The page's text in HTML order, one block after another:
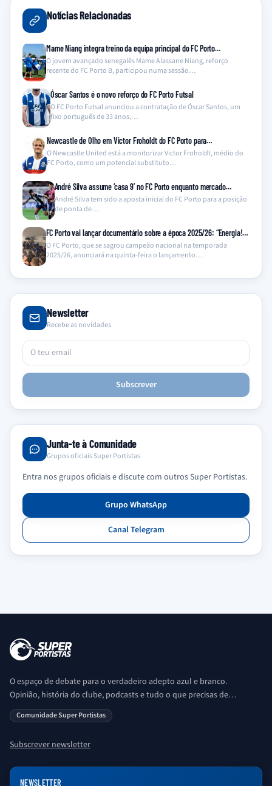
Notícias Relacionadas
Mame Niang integra treino da equipa principal do FC Porto…
O jovem avançado senegalês Mame Alassane Niang, reforço
recente do FC Porto B, participou numa sessão…
Óscar Santos é o novo reforço do FC Porto Futsal
O FC Porto Futsal anunciou a contratação de Óscar Santos, um
fixo português de 33 anos,…
Newcastle de Olho em Victor Froholdt do FC Porto para…
O Newcastle United está a monitorizar Victor Froholdt, médio do
FC Porto, como um potencial substituto…
André Silva assume ‘casa 9’ no FC Porto enquanto mercado…
André Silva tem sido a aposta inicial do FC Porto para a posição
de ponta de…
FC Porto vai lançar documentário sobre a época 2025/26: “Energia!…
O FC Porto, que se sagrou campeão nacional na temporada
2025/26, anunciará na quinta-feira o lançamento…
Newsletter
Recebe as novidades
Subscrever
Junta-te à Comunidade
Grupos oficiais Super Portistas
Entra nos grupos oficiais e discute com outros Super Portistas.
Grupo WhatsApp
Canal Telegram
O espaço de debate para o verdadeiro adepto azul e branco.
Opinião, história do clube, podcasts e tudo o que precisas de
saber sobre o universo Porto. Ser Porto é aqui!
Comunidade Super Portistas
Subscrever newsletter
NEWSLETTER